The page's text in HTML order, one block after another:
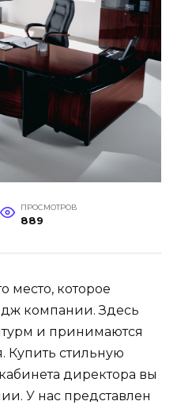
ПРОСМОТРОВ
889
место, которое
компании. Здесь
и принимаются
Купить стильную
директора вы
У нас представлен